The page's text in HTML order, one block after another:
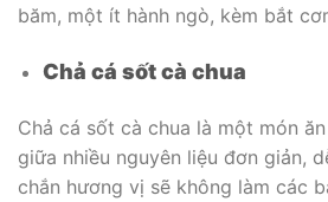
băm, một ít hành ngò, kèm bắt
Chả cá sốt cà chua
Chả cá sốt cà chua là một món
giữa nhiều nguyên liệu đơn giản,
chắn hương vị sẽ không làm các